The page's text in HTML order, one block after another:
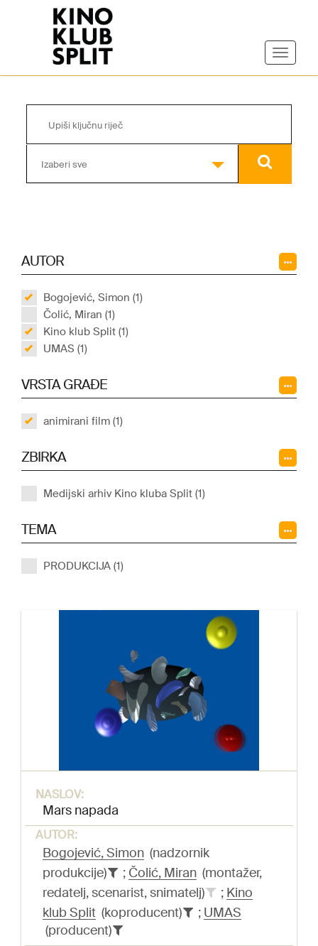
Izaberi sve
AUTOR
Bogojević, Simon (1)
Čolić, Miran (1)
Kino klub Split (1)
UMAS (1)
VRSTA GRAĐE
animirani film (1)
ZBIRKA
Medijski arhiv Kino kluba Split (1)
TEMA
PRODUKCIJA (1)
NASLOV:
Mars napada
AUTOR:
Bogojević, Simon (nadzornik
produkcije)
; Čolić, Miran (montažer,
redatelj, scenarist, snimatelj)
; Kino
klub Split (koproducent) ; UMAS
(producent)